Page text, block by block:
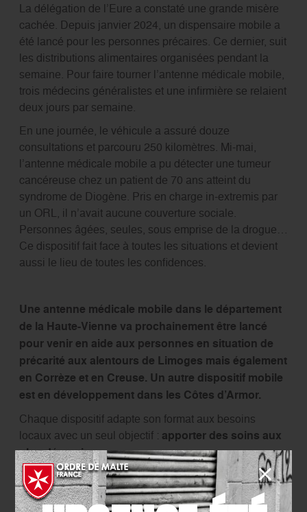
La délégation de l’Eure a constaté une grande misère
cachée. Depuis janvier 2024, un dispensaire mobile a
été lancé pour les personnes précaires. Ce dernier, suit
les distributions alimentaires organisées pendant la
semaine. Pour faire tourner l’antenne médicale mobile,
trois médecins généralistes et une infirmière se relaient
deux jours par semaine.
En une journée, le véhicule a assuré douze
consultations et parcouru 250 kilomètres. Mi-mai,
l’antenne médicale mobile a pu détecter une tumeur
cancéreuse chez un patient de 70 ans atteint du
syndrome de Diogène. Pris en charge in-extremis par
un ORL, il n’avait aucune couverture sociale.
Personnes âgées, seules, sous emprise de la drogue…
Ce dispositif fait face à toutes les situations et devient
aussi le lieu de toutes les confidences.
Une antenne médicale mobile dans le département
de la Haute-Vienne va prochainement être lancé
pour venir en aide aux personnes en situation de
précarité aux alentours de Limoges mais également
en Corrèze et en Creuse. Un autre dispositif mobile
est en développement dans les Côtes d’Armor.
Chaque dispositif adapte son format aux besoins
locaux avec un seul objectif : apporter des soins aux
plus démunis.